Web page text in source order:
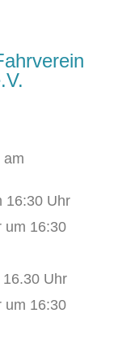
am
16:30 Uhr
um 16:30
Uhr
um 16:30